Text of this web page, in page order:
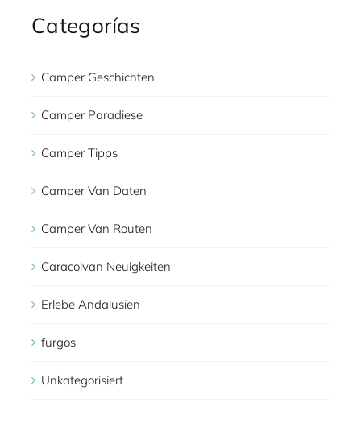
Categorías
Camper Geschichten
Camper Paradiese
Camper Tipps
Camper Van Daten
Camper Van Routen
Caracolvan Neuigkeiten
Erlebe Andalusien
furgos
Unkategorisiert